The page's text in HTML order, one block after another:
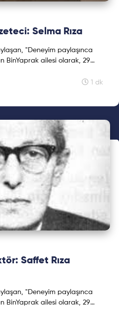
Selma Rıza
"Deneyim paylaşınca
BinYaprak ailesi olarak, 29
kadınların hikayelerini
Hikaye Hasadına, ilklerin
1 dk
Saffet Rıza
"Deneyim paylaşınca
BinYaprak ailesi olarak, 29